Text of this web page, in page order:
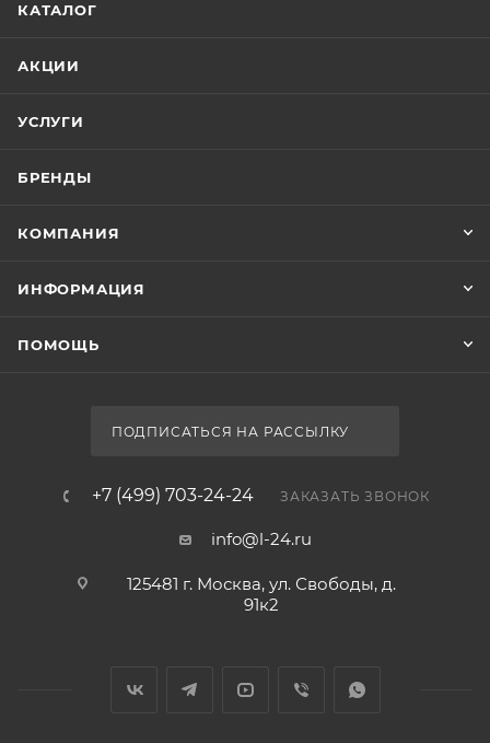
КАТАЛОГ
АКЦИИ
УСЛУГИ
БРЕНДЫ
КОМПАНИЯ
ИНФОРМАЦИЯ
ПОМОЩЬ
ПОДПИСАТЬСЯ НА РАССЫЛКУ
+7 (499) 703-24-24 ЗАКАЗАТЬ ЗВОНОК
info@l-24.ru
125481 г. Москва, ул. Свободы, д.
91к2